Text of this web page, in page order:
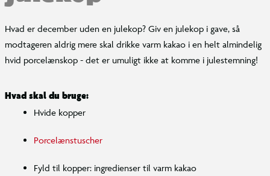
Hvad er december uden en julekop? Giv en julekop i gave, så
modtageren aldrig mere skal drikke varm kakao i en helt almindelig
hvid porcelænskop - det er umuligt ikke at komme i julestemning!
Hvad skal du bruge:
Hvide kopper
Porcelænstuscher
Fyld til kopper: ingredienser til varm kakao